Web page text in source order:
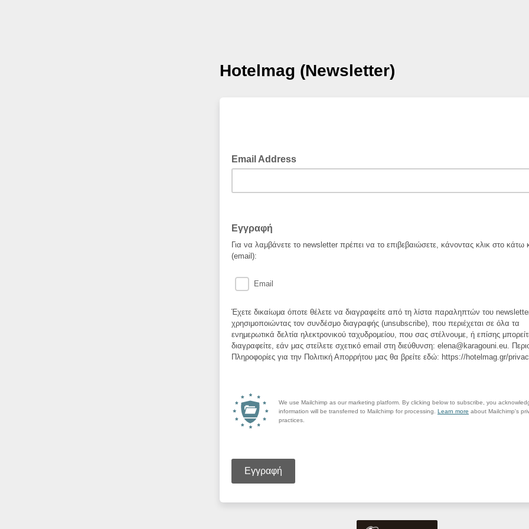
Hotelmag (Newsletter)
Email Address
Εγγραφή
Για να λαμβάνετε το newsletter πρέπει να το επιβεβαιώσετε, κάνοντας κλικ στο κάτω
(email):
Email
Έχετε δικαίωμα όποτε θέλετε να διαγραφείτε από τη λίστα παραληπτών του
χρησιμοποιώντας τον συνδέσμο διαγραφής (unsubscribe), που περιέχεται σε όλα τα
ενημερωτικά δελτία ηλεκτρονικού ταχυδρομείου, που σας στέλνουμε, ή επίσης
διαγραφείτε, εάν μας στείλετε σχετικό email στη διεύθυνση: elena@karagouni.eu.
Πληροφορίες για την Πολιτική Απορρήτου μας θα βρείτε εδώ: https://hotelmag.gr/
We use Mailchimp as our marketing platform. By clicking below to subscribe, you
information will be transferred to Mailchimp for processing. Learn more about Mailchimp's
practices.